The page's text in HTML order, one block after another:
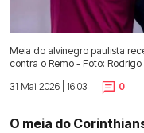
Meia do alvinegro paulista
contra o Remo - Foto:
31 Mai 2026 | 16:03 |
0
O meia do